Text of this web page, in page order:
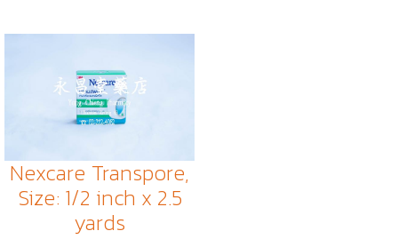
Nexcare Transpore,
Size: 1/2 inch x 2.5
yards